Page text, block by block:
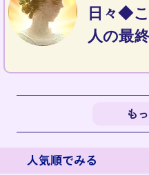
日々◆
人の最
も
人気順でみる